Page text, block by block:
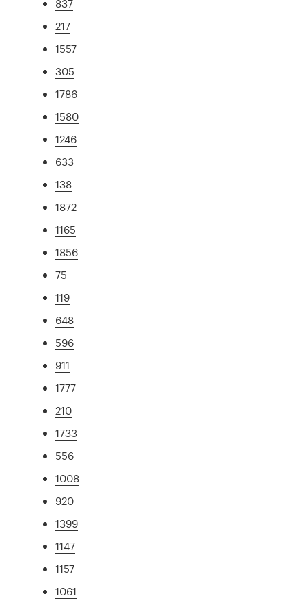
837
217
1557
305
1786
1580
1246
633
138
1872
1165
1856
75
119
648
596
911
1777
210
1733
556
1008
920
1399
1147
1157
1061